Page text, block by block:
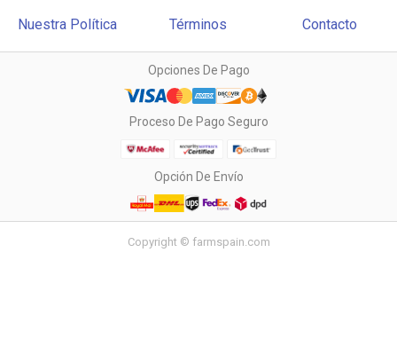
Nuestra Política Términos Contacto
Opciones De Pago
Proceso De Pago Seguro
Opción De Envío
Copyright © farmspain.com